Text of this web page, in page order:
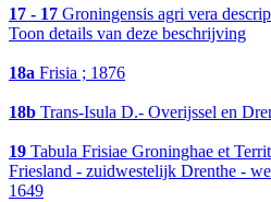
17 - 17 Groningensis agri vera
Toon details van deze beschrijving
18a Frisia ; 1876
18b Trans-Isula D.- Overijssel en
19 Tabula Frisiae Groninghae et
Friesland - zuidwestelijk Drenthe -
1649